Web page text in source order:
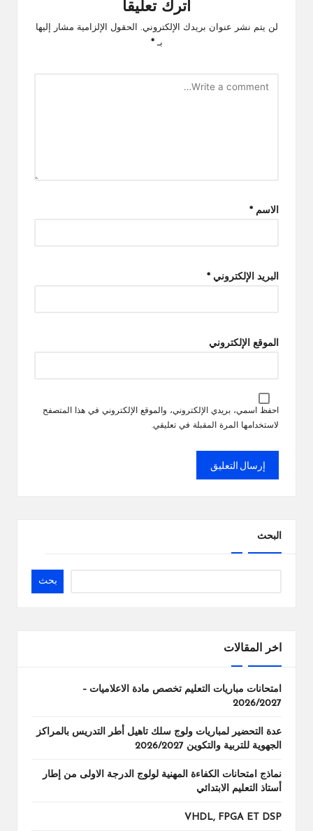
اترك تعليقاً
لن يتم نشر عنوان بريدك الإلكتروني.
الحقول الإلزامية مشار إليها
بـ*
الاسم *
البريد الإلكتروني *
الموقع الإلكتروني
احفظ اسمي، بريدي الإلكتروني، والموقع الإلكتروني في هذا المتصفح
لاستخدامها المرة المقبلة في تعليقي.
البحث
بحث
اخر المقالات
امتحانات مباريات التعليم تخصص مادة الاعلاميات –
2026/2027
عدة التحضير لمباريات ولوج سلك تاهيل أطر التدريس بالمراكز
الجهوية للتربية والتكوين 2026/2027
نماذج امتحانات الكفاءة المهنية لولوج الدرجة الاولى من إطار
أستاذ التعليم الابتدائي
VHDL, FPGA ET DSP